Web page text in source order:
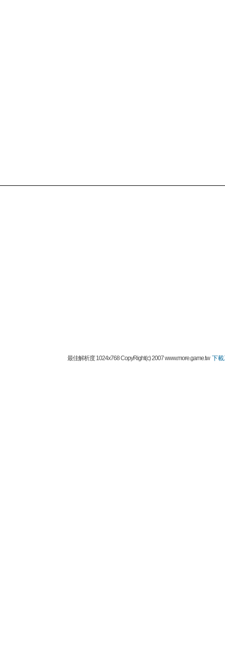
最佳解析度 1024x768 CopyRight(c) 2007 www.more.game.tw 下